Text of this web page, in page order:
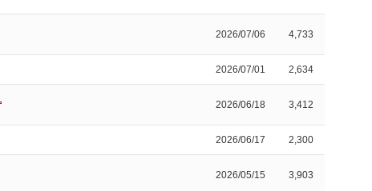
2026/07/06 4,733
2026/07/01 2,634
2026/06/18 3,412
2026/06/17 2,300
2026/05/15 3,903